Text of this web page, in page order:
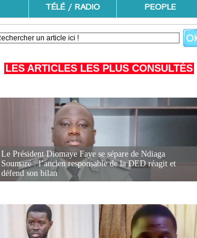
TÉLÉ / RADIO PEOPLE
LES ARTICLES LES PLUS CONSULTÉS
Le Président Diomaye Faye se sépare de Ndiaga
Soumaré : l’ancien responsable de la DED réagit et
défend son bilan